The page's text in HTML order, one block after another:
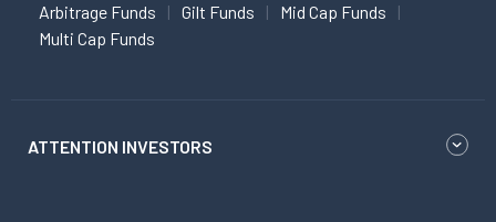
Arbitrage Funds
Gilt Funds
Mid Cap Funds
Multi Cap Funds
ATTENTION INVESTORS